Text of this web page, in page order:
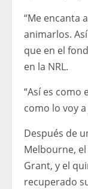
“Me encanta
animarlos.
que en el
en la NRL.
“Así es como
como lo voy a
Después de
Melbourne,
Grant, y el
recuperado